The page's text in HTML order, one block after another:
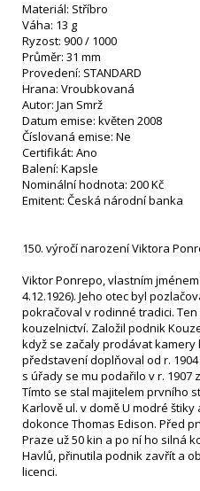
Materiál: Stříbro
Váha: 13 g
Ryzost: 900 / 1000
Průměr: 31 mm
Provedení: STANDARD
Hrana: Vroubkovaná
Autor: Jan Smrž
Datum emise: květen 2008
Číslovaná emise: Ne
Certifikát: Ano
Balení: Kapsle
Nominální hodnota: 200 Kč
Emitent: Česká národní banka
150. výročí narození Viktora
Viktor Ponrepo, vlastním
4.12.1926). Jeho otec byl
pokračoval v rodinné tradici.
kouzelnictví. Založil podnik
když se začaly prodávat
představení doplňoval od r.
s úřady se mu podařilo v r. 1907
Tímto se stal majitelem prvního
Karlově ul. v domě U modré
dokonce Thomas Edison. Před
Praze už 50 kin a po ní ho silná
Havlů, přinutila podnik zavřít a
licenci.